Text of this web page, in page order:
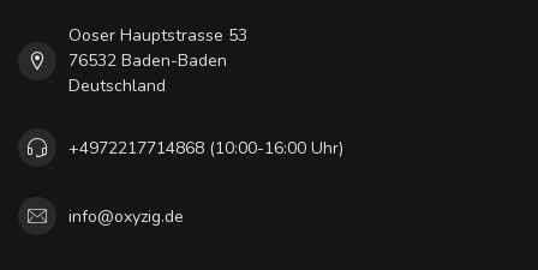
Ooser Hauptstrasse 53
76532 Baden-Baden
Deutschland
+4972217714868 (10:00-16:00 Uhr)
info@oxyzig.de